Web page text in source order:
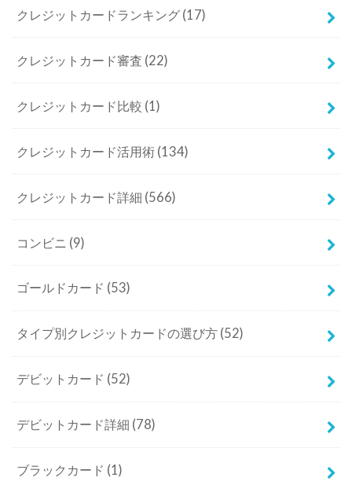
クレジットカードランキング (17)
クレジットカード審査 (22)
クレジットカード比較 (1)
クレジットカード活用術 (134)
クレジットカード詳細 (566)
コンビニ (9)
ゴールドカード (53)
タイプ別クレジットカードの選び方 (52)
デビットカード (52)
デビットカード詳細 (78)
ブラックカード (1)